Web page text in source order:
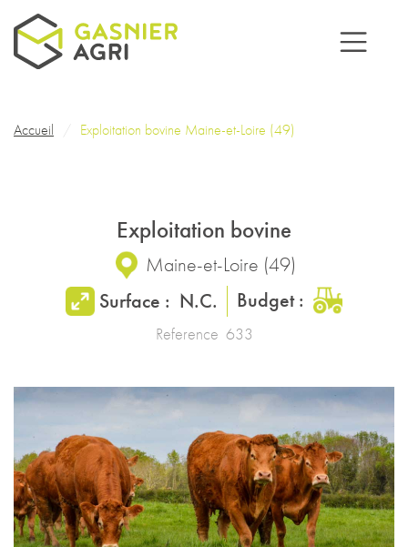
Aller au contenu principal
Fil d'Ariane
Accueil Exploitation bovine Maine-et-Loire (49)
Exploitation bovine
Maine-et-Loire (49)
Surface : N.C. Budget :
Reference 633